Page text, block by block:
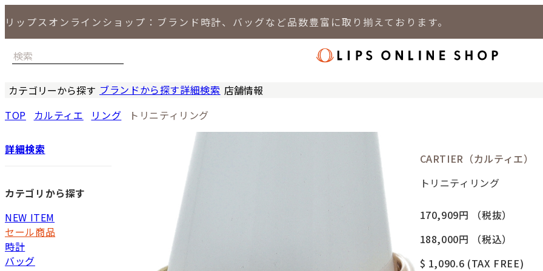
リップスオンラインショップ：ブランド時計、バッグなど品数豊富に取り揃えております。
カテゴリーから探す ブランドから探す詳細検索 店舗情報
TOP カルティエ リング トリニティリング
詳細検索
カテゴリから探す
NEW ITEM
セール商品
時計
バッグ
CARTIER（カルティエ）
トリニティリング
170,909円
（税抜）
188,000円
（税込）
$ 1,090.6 (TAX FREE)